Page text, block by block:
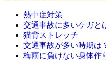
熱中症対策
交通事故に多いケガと
猫背ストレッチ
交通事故が多い時期は
梅雨に負けない身体作